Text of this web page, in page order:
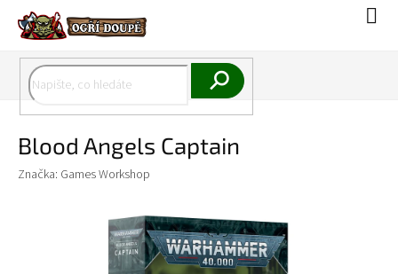
obsah
Blood Angels Captain
Značka: Games Workshop